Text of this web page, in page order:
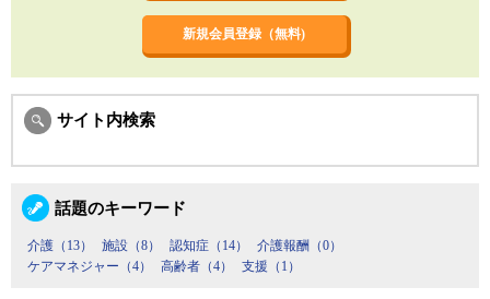
新規会員登録（無料)
サイト内検索
話題のキーワード
介護（13） 施設（8） 認知症（14）
介護報酬（0）
ケアマネジャー（4）
高齢者（4） 支援（1）